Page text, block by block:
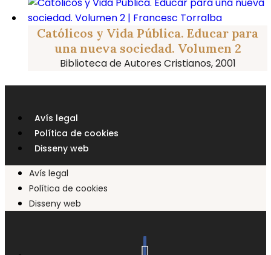
Católicos y Vida Pública. Educar para
una nueva sociedad. Volumen 2
Biblioteca de Autores Cristianos, 2001
Avís legal
Política de cookies
Disseny web
Avís legal
Política de cookies
Disseny web